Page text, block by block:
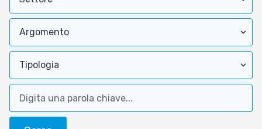
Contatti
Prenota appuntamento
Esperienze
Settore tecnico, servizi e consulenze
Settore cultura
Settore turismo